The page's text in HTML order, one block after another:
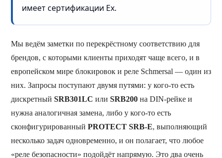
имеет сертификации Ex.
Мы ведём заметки по перекрёстному соответствию для
брендов, с которыми клиенты приходят чаще всего, и в
европейском мире блокировок и реле Schmersal — один из
них. Запросы поступают двумя путями: у кого-то есть
дискретный SRB301LC или SRB200 на DIN-рейке и
нужна аналогичная замена, либо у кого-то есть
сконфигурированный PROTECT SRB-E, выполняющий
несколько задач одновременно, и он полагает, что любое
«реле безопасности» подойдёт напрямую. Это два очень